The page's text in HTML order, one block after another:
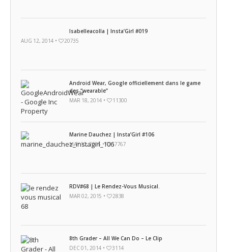
Isabelleacolla | Insta’Girl #019
AUG 12, 2014 •
20735
Android Wear, Google officiellement dans le game
des “wearable”
MAR 18, 2014 •
11300
Marine Dauchez | Insta’Girl #106
MAY 10, 2016 •
17767
RDV#68 | Le Rendez-Vous Musical.
MAR 02, 2015 •
2838
8th Grader – All We Can Do – Le Clip
DEC 01, 2014 •
3114